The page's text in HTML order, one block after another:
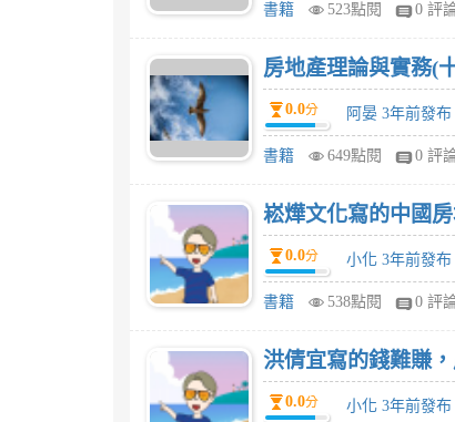
書籍 523點閱 0 評
房地產理論與實務(
0.0分 阿晏 3年前發布
書籍 649點閱 0 評
0.0分 小化 3年前發布
書籍 538點閱 0 評
0.0分 小化 3年前發布